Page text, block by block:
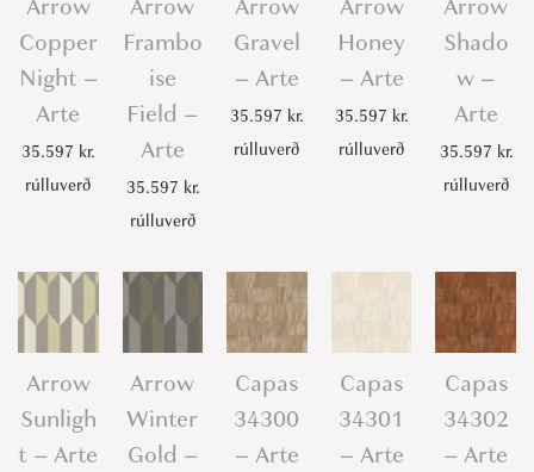
i
t
y
Arrow
Copper
Night –
Arte
35.597 kr.
rúlluverð
Arrow
Frambo
ise
Field –
Arte
35.597 kr.
rúlluverð
Arrow
Gravel
– Arte
35.597 kr.
rúlluverð
Arrow
Honey
– Arte
35.597 kr.
rúlluverð
Arrow
Shado
w –
Arte
35.597 kr.
rúlluverð
Arrow
Sunligh
t – Arte
Arrow
Winter
Gold –
Capas
34300
– Arte
Capas
34301
– Arte
Capas
34302
– Arte